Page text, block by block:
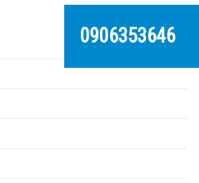
0906353646